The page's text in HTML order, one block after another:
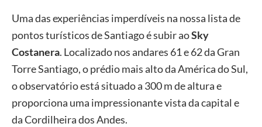
Uma das experiências imperdíveis na nossa lista de
pontos turísticos de Santiago é subir aoSky
Costanera. Localizado nos andares 61 e 62 da Gran
Torre Santiago, o prédio mais alto da América do Sul,
o observatório está situado a 300 m de altura e
proporciona uma impressionante vista da capital e
da Cordilheira dos Andes.